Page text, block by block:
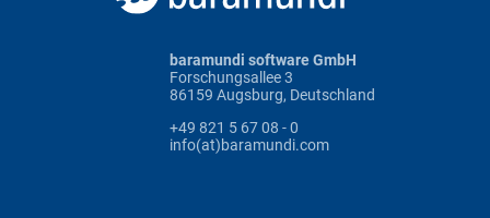
baramundi software GmbH
Forschungsallee 3
86159 Augsburg, Deutschland
+49 821 5 67 08 - 0
info(at)baramundi.com